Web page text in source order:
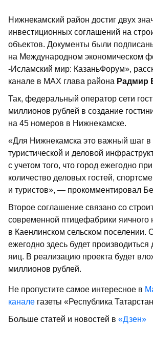
Нижнекамский район достиг двух
инвестиционных соглашений на
объектов. Документы были
на Международном экономическом
-Исламский мир: КазаньФорум»,
канале в MAX глава района Радмир
Так, федеральный оператор сети
миллионов рублей в создание
на 45 номеров в Нижнекамске.
«Для Нижнекамска это важный шаг в
туристической и деловой
с учетом того, что город ежегодно
количество деловых гостей,
и туристов», — прокомментировал
Второе соглашение связано со
современной птицефабрики яичного
в Каенлинском сельском поселении.
ежегодно здесь будет
яиц. В реализацию проекта будет
миллионов рублей.
Не пропустите самое интересное в
канале газеты «Республика
Больше статей и новостей в «Дзен»